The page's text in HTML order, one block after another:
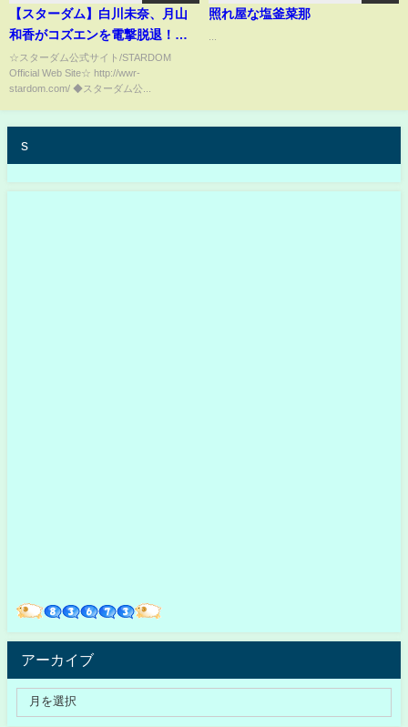
【スターダム】白川未奈、月山
和香がコズエンを電撃脱退！
『たむさん！今までありがとう
ございました！』Club Venusが
コズエンから独立！-4.15代々木
☆スターダム公式サイト/STARDOM
Official Web Site☆ http://wwr-
stardom.com/ ◆スターダム公...
照れ屋な塩釜菜那
s
アーカイブ